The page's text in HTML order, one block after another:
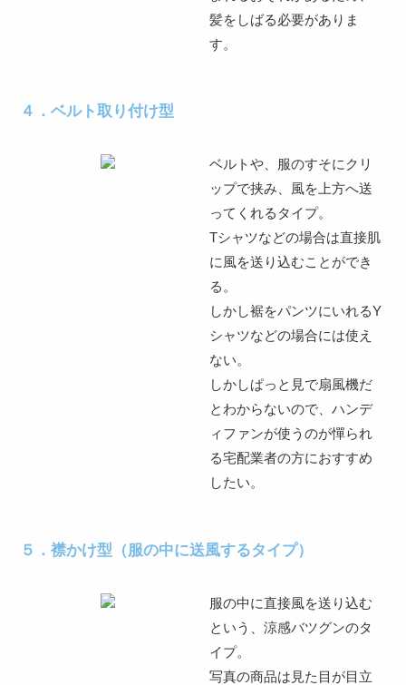
髪をしばる必要がありま
す。
４．ベルト取り付け型
ベルトや、服のすそにクリ
ップで挟み、風を上方へ送
ってくれるタイプ。
Tシャツなどの場合は直接肌
に風を送り込むことができ
る 。
しかし裾をパンツにいれるY
シャツなどの場合には使え
ない。
しかしぱっと見で扇風機だ
とわからないので、ハンデ
ィファンが使うのが憚られ
る宅配業者の方におすすめ
したい。
５．襟かけ型（服の中に送風するタイプ）
服の中に直接風を送り込む
という、涼感バツグンのタ
イプ。
写真の商品は 見た目が目立